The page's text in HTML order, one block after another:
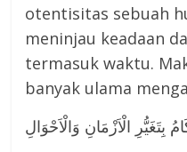
otentisitas sebuah
meninjau keadaan
termasuk waktu.
banyak ulama
بِتَغَيُّرِ الْاَزْمَانِ وَالْاَحْوَالِ